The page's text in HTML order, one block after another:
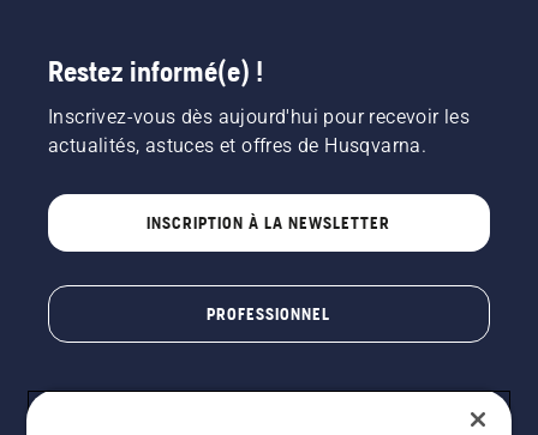
Restez informé(e) !
Inscrivez-vous dès aujourd'hui pour recevoir les
actualités, astuces et offres de Husqvarna.
INSCRIPTION À LA NEWSLETTER
PROFESSIONNEL